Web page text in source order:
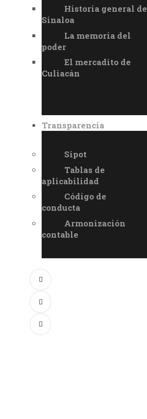
Historia general de
Sinaloa
La memoria del
poder
El mercadito de
Culiacán
Transparencia
Sipot
Tablas de
aplicabilidad
Código de
conducta
Armonización
contable